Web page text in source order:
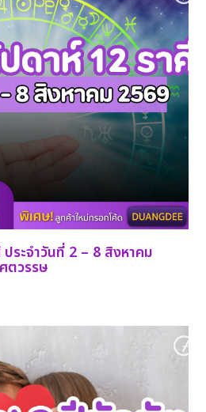
ระจำวันที่ 2 – 8 สิงหาคม
ตวรรษ